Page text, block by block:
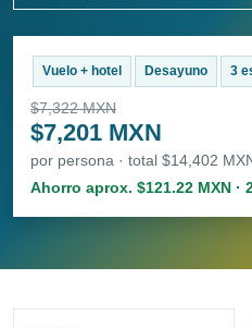
Vuelo + hotel Desayuno 3
$7,322 MXN
$7,201 MXN
por persona · total $14,402
Ahorro aprox. $121.22 MXN ·